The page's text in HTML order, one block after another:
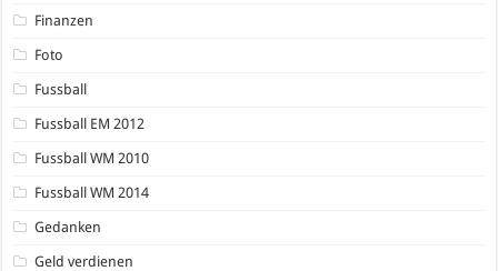
Finanzen
Foto
Fussball
Fussball EM 2012
Fussball WM 2010
Fussball WM 2014
Gedanken
Geld verdienen